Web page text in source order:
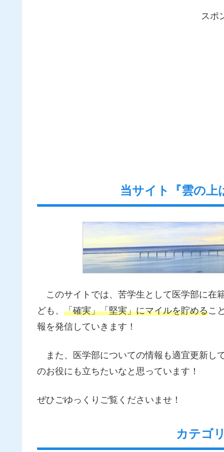
スポ
当サイト『雲の上
このサイトでは、苦学生として医学部に在
ども、 「確実」「堅実」にマイルを貯めるこ
報を発信していきます！
また、医学部についての情報も適宜更新し
のお役にも立ちたいなと思っています！
ぜひごゆっくりご覧くださいませ！
カテゴ